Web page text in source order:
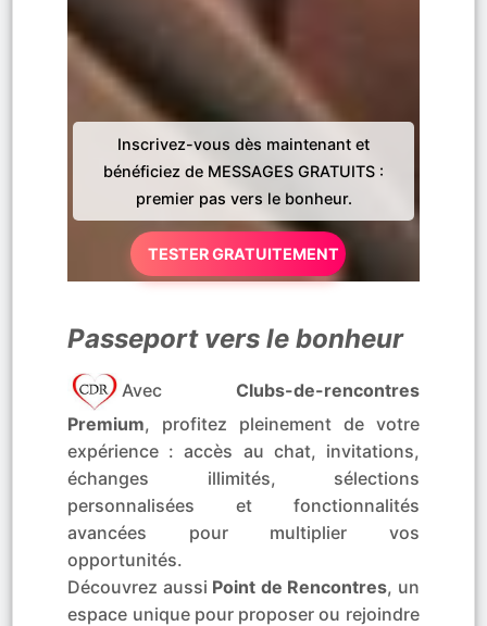
Inscrivez-vous dès maintenant et
bénéficiez de MESSAGES GRATUITS :
premier pas vers le bonheur.
TESTER GRATUITEMENT
Passeport vers le bonheur
Avec Clubs-de-rencontres
Premium, profitez pleinement de votre
expérience : accès au chat, invitations,
échanges illimités, sélections
personnalisées et fonctionnalités
avancées pour multiplier vos
opportunités.
Découvrez aussi Point de Rencontres, un
espace unique pour proposer ou rejoindre